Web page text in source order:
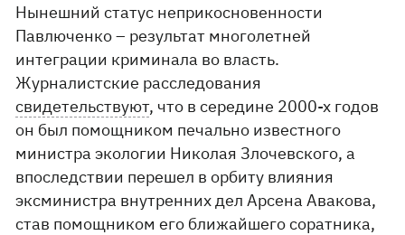
Нынешний статус неприкосновенности
Павлюченко – результат многолетней
интеграции криминала во власть.
Журналистские расследования
свидетельствуют, что в середине 2000-х годов
он был помощником печально известного
министра экологии Николая Злочевского, а
впоследствии перешел в орбиту влияния
эксминистра внутренних дел Арсена Авакова,
став помощником его ближайшего соратника,